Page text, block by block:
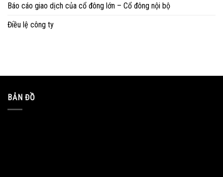
Báo cáo giao dịch của cổ đông lớn – Cổ đông nội bộ
Điều lệ công ty
BẢN ĐỒ